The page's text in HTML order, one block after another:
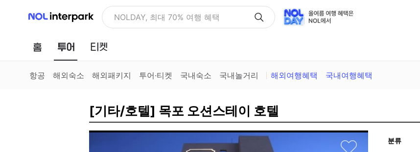
NOL 인터파크 NOLDAY, 최대 70% 여행 혜택
홈 투어
항공 해외숙소 해외패키지 투어·티켓 국내숙소 국내놀거리 해외여행혜택 국내여행혜택
[기타/호텔] 목포 오션스테이 호텔
분류